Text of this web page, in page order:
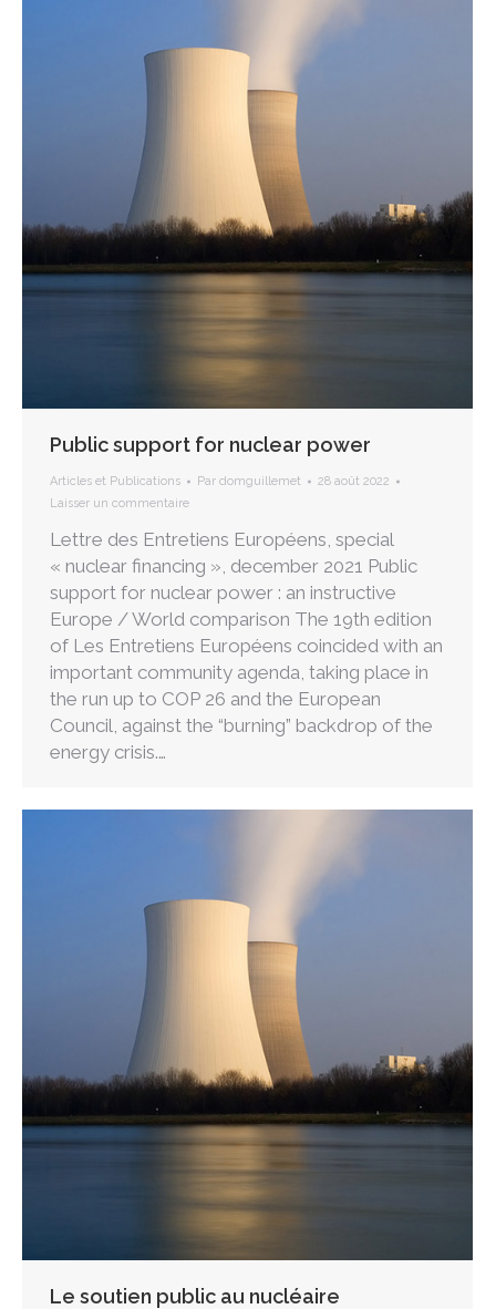
Public support for nuclear power
Articles et Publications Par domguillemet
28 août 2022
Laisser un commentaire
Lettre des Entretiens Européens, special
« nuclear financing », december 2021 Public
support for nuclear power : an instructive
Europe / World comparison The 19th edition
of Les Entretiens Européens coincided with an
important community agenda, taking place in
the run up to COP 26 and the European
Council, against the “burning” backdrop of the
energy crisis.…
Le soutien public au nucléaire